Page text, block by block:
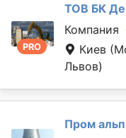
PRO
ТОВ БК
Компания
Киев
Львов)
Пром альп